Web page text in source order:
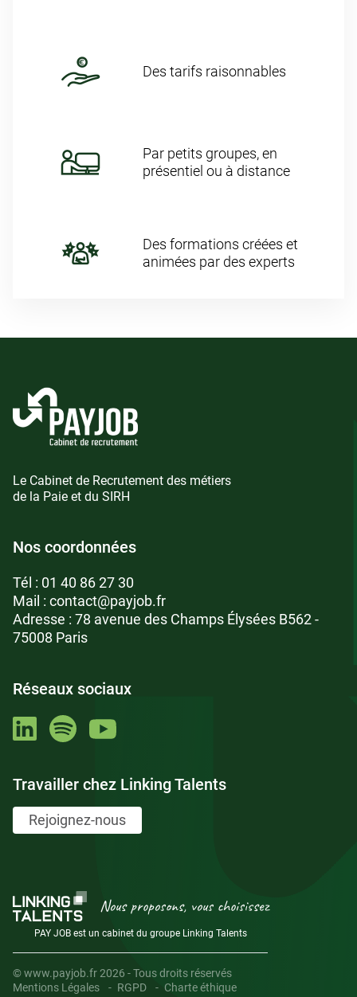
Des tarifs raisonnables
Par petits groupes, en
présentiel ou à distance
Des formations créées et
animées par des experts
Le Cabinet de Recrutement des métiers
de la Paie et du SIRH
Nos coordonnées
Tél : 01 40 86 27 30
Mail : contact@payjob.fr
Adresse : 78 avenue des Champs Élysées B562 -
75008 Paris
Réseaux sociaux
Travailler chez Linking Talents
Rejoignez-nous
Nous proposons, vous choisissez
PAY JOB est un cabinet du groupe Linking Talents
© www.payjob.fr 2026 - Tous droits réservés
Mentions Légales
RGPD Charte éthique